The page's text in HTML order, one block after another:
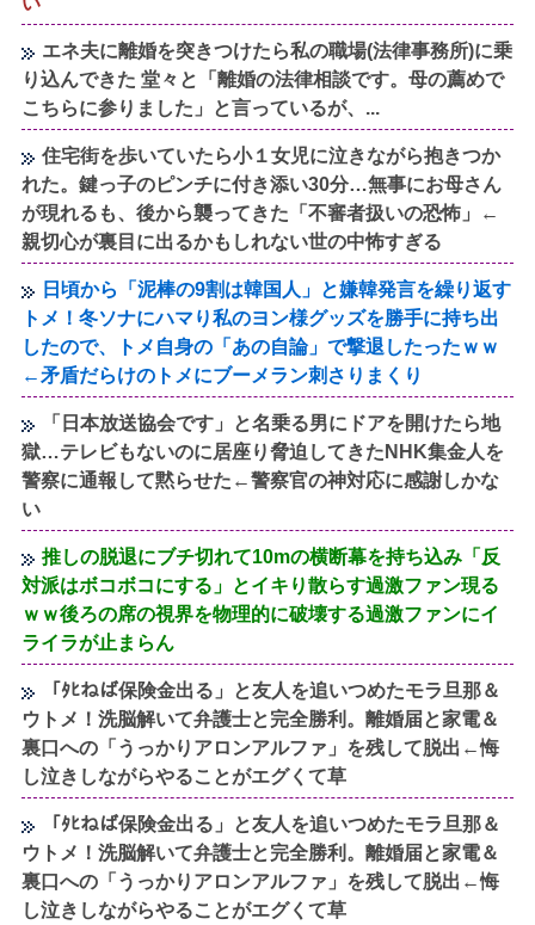
エネ夫に離婚を突きつけたら私の職場(法律事務所)に乗
り込んできた 堂々と「離婚の法律相談です。母の薦めで
こちらに参りました」と言っているが、...
住宅街を歩いていたら小１女児に泣きながら抱きつか
れた。鍵っ子のピンチに付き添い30分…無事にお母さん
が現れるも、後から襲ってきた「不審者扱いの恐怖」←
親切心が裏目に出るかもしれない世の中怖すぎる
日頃から「泥棒の9割は韓国人」と嫌韓発言を繰り返す
トメ！冬ソナにハマり私のヨン様グッズを勝手に持ち出
したので、トメ自身の「あの自論」で撃退したったｗｗ
←矛盾だらけのトメにブーメラン刺さりまくり
「日本放送協会です」と名乗る男にドアを開けたら地
獄…テレビもないのに居座り脅迫してきたNHK集金人を
警察に通報して黙らせた←警察官の神対応に感謝しかな
い
推しの脱退にブチ切れて10mの横断幕を持ち込み「反
対派はボコボコにする」とイキり散らす過激ファン現る
ｗｗ後ろの席の視界を物理的に破壊する過激ファンにイ
ライラが止まらん
「ﾀﾋねば保険金出る」と友人を追いつめたモラ旦那＆
ウトメ！洗脳解いて弁護士と完全勝利。離婚届と家電＆
裏口への「うっかりアロンアルファ」を残して脱出←悔
し泣きしながらやることがエグくて草
「ﾀﾋねば保険金出る」と友人を追いつめたモラ旦那＆
ウトメ！洗脳解いて弁護士と完全勝利。離婚届と家電＆
裏口への「うっかりアロンアルファ」を残して脱出←悔
し泣きしながらやることがエグくて草